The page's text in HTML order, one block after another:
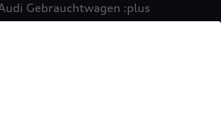
Gebrauchtwagen :plus